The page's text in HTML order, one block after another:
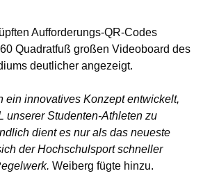
Aufforderungs-QR-Codes
Quadratfuß großen Videoboard des
deutlicher angezeigt.
ein innovatives Konzept entwickelt,
unserer Studenten-Athleten zu
dient es nur als das neueste
der Hochschulsport schneller
Weiberg fügte hinzu.